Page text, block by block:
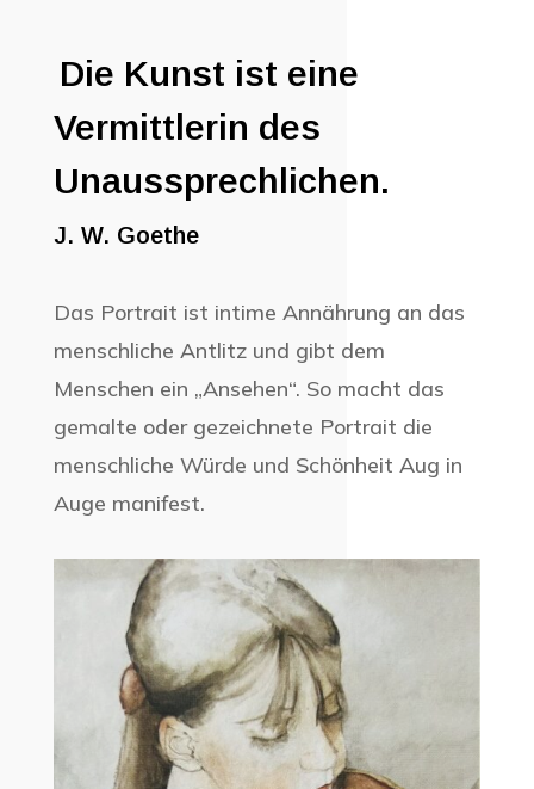
Die Kunst ist eine
Vermittlerin des
Unaussprechlichen.
J. W. Goethe
Das Portrait ist intime Annährung an das
menschliche Antlitz und gibt dem
Menschen ein „Ansehen“. So macht das
gemalte oder gezeichnete Portrait die
menschliche Würde und Schönheit Aug in
Auge manifest.